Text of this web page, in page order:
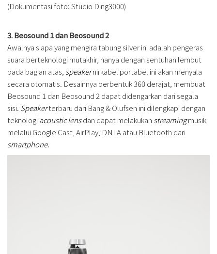
(Dokumentasi foto: Studio Ding3000)
3. Beosound 1 dan Beosound 2
Awalnya siapa yang mengira tabung silver ini adalah pengeras
suara berteknologi mutakhir, hanya dengan sentuhan lembut
pada bagian atas, speakernirkabel portabel ini akan menyala
secara otomatis. Desainnya berbentuk 360 derajat, membuat
Beosound 1 dan Beosound 2 dapat didengarkan dari segala
sisi. Speakerterbaru dari Bang & Olufsen ini dilengkapi dengan
teknologi acoustic lensdan dapat melakukan streamingmusik
melalui Google Cast, AirPlay, DNLA atau Bluetooth dari
smartphone.